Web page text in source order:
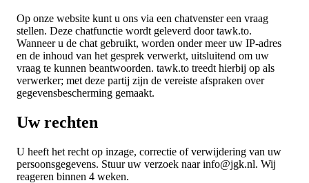
Op onze website kunt u ons via een chatvenster een vraag
stellen. Deze chatfunctie wordt geleverd door tawk.to.
Wanneer u de chat gebruikt, worden onder meer uw IP-adres
en de inhoud van het gesprek verwerkt, uitsluitend om uw
vraag te kunnen beantwoorden. tawk.to treedt hierbij op als
verwerker; met deze partij zijn de vereiste afspraken over
gegevensbescherming gemaakt.
Uw rechten
U heeft het recht op inzage, correctie of verwijdering van uw
persoonsgegevens. Stuur uw verzoek naar info@jgk.nl. Wij
reageren binnen 4 weken.